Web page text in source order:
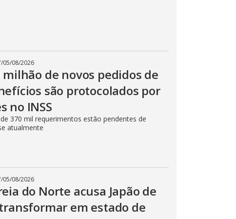
/05/08/2026
milhão de novos pedidos de
são protocolados por
no INSS
370 mil requerimentos estão pendentes de
atualmente
/05/08/2026
do Norte acusa Japão de
em estado de